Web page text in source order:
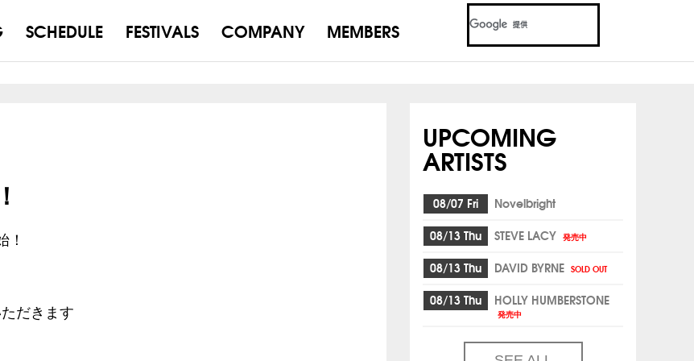
SCHEDULE FESTIVALS COMPANY MEMBERS
！
だきます
UPCOMING
ARTISTS
08/07 Fri
Novelbright
08/13 Thu
STEVE LACY 発売中
08/13 Thu DAVID BYRNE SOLD OUT
08/13 Thu HOLLY HUMBERSTONE
発売中